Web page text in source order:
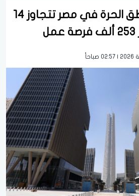
استثمارات المناطق الحرة في مصر تتجاوز 14